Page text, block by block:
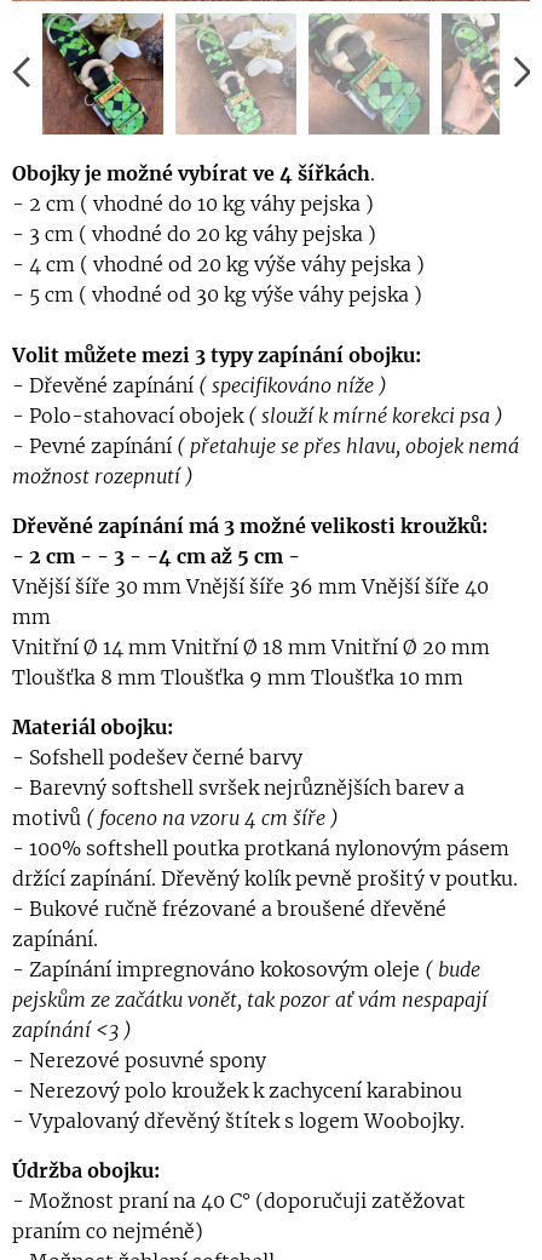
Obojky je možné vybírat ve 4 šířkách.
- 2 cm ( vhodné do 10 kg váhy pejska )
- 3 cm ( vhodné do 20 kg váhy pejska )
- 4 cm ( vhodné od 20 kg výše váhy pejska )
- 5 cm ( vhodné od 30 kg výše váhy pejska )
Volit můžete mezi 3 typy zapínání obojku:
- Dřevěné zapínání ( specifikováno níže )
- Polo-stahovací obojek ( slouží k mírné korekci psa )
- Pevné zapínání ( přetahuje se přes hlavu, obojek nemá
možnost rozepnutí )
Dřevěné zapínání má 3 možné velikosti kroužků:
- 2 cm - - 3 - -4 cm až 5 cm -
Vnější šíře 30 mm Vnější šíře 36 mm Vnější šíře 40
mm
Vnitřní Ø 14 mm Vnitřní Ø 18 mm Vnitřní Ø 20 mm
Tloušťka 8 mm Tloušťka 9 mm Tloušťka 10 mm
Materiál obojku:
- Sofshell podešev černé barvy
- Barevný softshell svršek nejrůznějších barev a
motivů ( foceno na vzoru 4 cm šíře )
- 100% softshell poutka protkaná nylonovým pásem
držící zapínání. Dřevěný kolík pevně prošitý v poutku.
- Bukové ručně frézované a broušené dřevěné
zapínání.
- Zapínání impregnováno kokosovým oleje ( bude
pejskům ze začátku vonět, tak pozor ať vám nespapají
zapínání <3 )
- Nerezové posuvné spony
- Nerezový polo kroužek k zachycení karabinou
- Vypalovaný dřevěný štítek s logem Woobojky.
Údržba obojku:
- Možnost praní na 40 C° (doporučuji zatěžovat
praním co nejméně)